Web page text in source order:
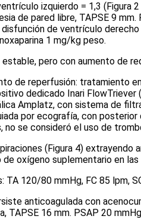
izquierdo = 1,3 (Figura 2
de pared libre, TAPSE 9
de ventrículo
1 mg/kg peso.
pero con aumento de
de reperfusión: tratamiento
dedicado Inari
Amplatz, con sistema de
por ecografía, con
no se consideró el uso de
(Figura 4) extrayendo
de oxígeno suplementario en
TA 120/80 mmHg, FC 85 lpm,
anticoagulada con
TAPSE 16 mm. PSAP 20